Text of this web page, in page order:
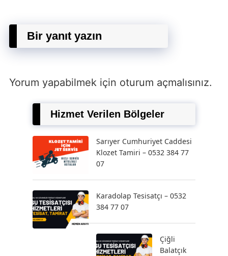
Bir yanıt yazın
Yorum yapabilmek için oturum açmalısınız.
Hizmet Verilen Bölgeler
Sarıyer Cumhuriyet Caddesi
Klozet Tamiri – 0532 384 77
07
Karadolap Tesisatçı – 0532
384 77 07
Çiğli
Balatçık